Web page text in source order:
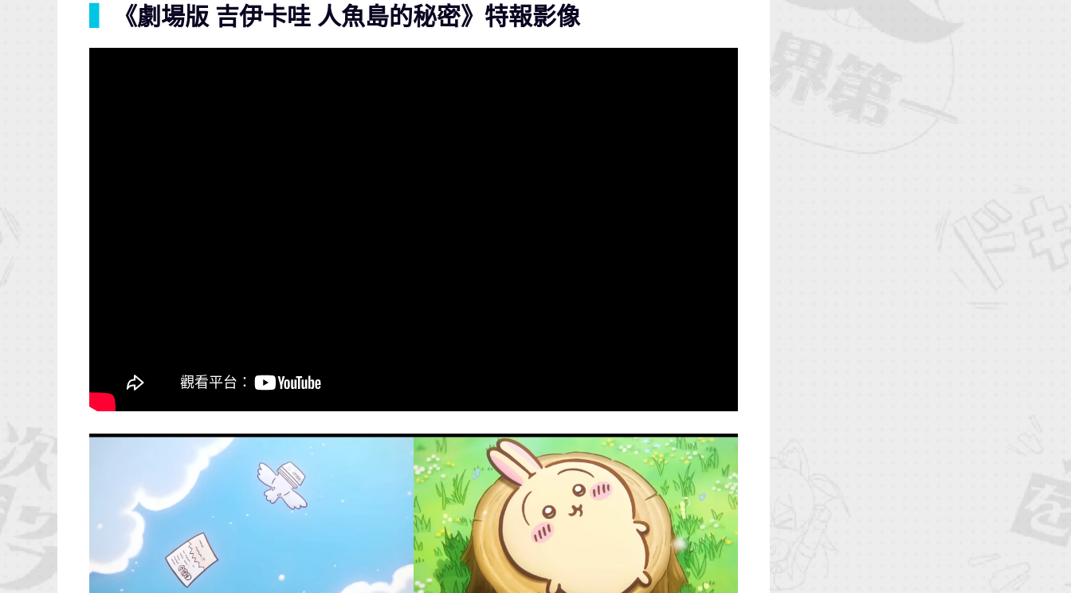
《劇場版 吉伊卡哇 人魚島的秘密》特報影像